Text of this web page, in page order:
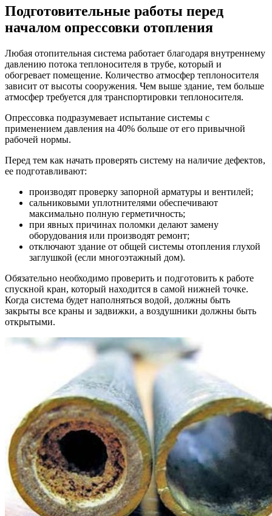
Подготовительные работы перед
началом опрессовки отопления
Любая отопительная система работает благодаря внутреннему
давлению потока теплоносителя в трубе, который и
обогревает помещение. Количество атмосфер теплоносителя
зависит от высоты сооружения. Чем выше здание, тем больше
атмосфер требуется для транспортировки теплоносителя.
Опрессовка подразумевает испытание системы с
применением давления на 40% больше от его привычной
рабочей нормы.
Перед тем как начать проверять систему на наличие дефектов,
ее подготавливают:
производят проверку запорной арматуры и вентилей;
сальниковыми уплотнителями обеспечивают
максимально полную герметичность;
при явных причинах поломки делают замену
оборудования или производят ремонт;
отключают здание от общей системы отопления глухой
заглушкой (если многоэтажный дом).
Обязательно необходимо проверить и подготовить к работе
спускной кран, который находится в самой нижней точке.
Когда система будет наполняться водой, должны быть
закрыты все краны и задвижки, а воздушники должны быть
открытыми.